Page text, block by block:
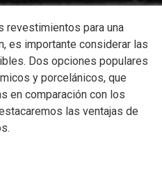
revestimientos para una
es importante considerar las
Dos opciones populares
y porcelánicos, que
en comparación con los
las ventajas de